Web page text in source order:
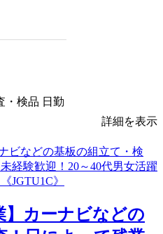
・検品 日勤
詳細を表示
】カーナビなどの